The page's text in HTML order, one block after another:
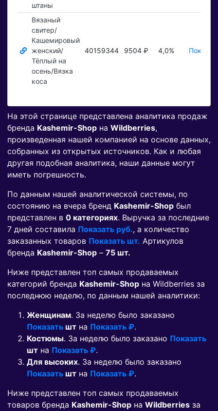
штаны
Вязаный
свитер/
Кашемировый
женский/
Тёплый на
осень/Вязка
коса
40159344 9504 ₽ 4,0%
На этой странице представлена аналитика продаж
бренда Kashemir-Shop на Wildberries,
произведенная нашей компанией на основе данных,
собранных из открытых источников. Как и любая
другая подобная аналитика, наши данные могут
иметь погрешность.
По данным нашей аналитической системы, по
состоянию на вчера бренд Kashemir-Shop был
представлен в 0 категориях. Выручка за последние
7 дней составила Показать руб., а количество
заказанных товаров Показать шт. Артикулов
бренда Kashemir-Shop – 75 шт.
Ниже представлен топ самых продаваемых
категорий бренда Kashemir-Shop на Wildberries за
последнюю неделю, по данным нашей аналитики:
Женщинам. За неделю было заказано
Показать шт на Показать ₽.
Костюмы. За неделю было заказано Показать
шт на Показать ₽.
Для высоких. За неделю было заказано
Показать шт на Показать ₽.
Ниже представлен топ самых продаваемых
товаров бренда Kashemir-Shop на Wildberries за